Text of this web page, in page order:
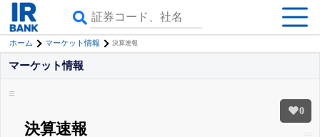
ホーム マーケット情報 決算速報
0
マーケット情報
決算速報